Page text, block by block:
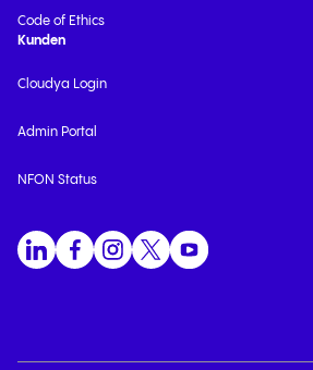
Code of Ethics
Kunden
Cloudya Login
Admin Portal
NFON Status